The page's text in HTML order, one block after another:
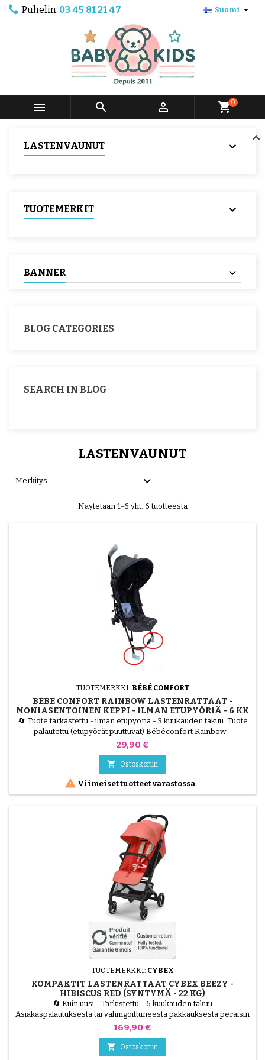
Puhelin: 03 45 81 21 47 Suomi 
   shopping_cart0
LASTENVAUNUT
TUOTEMERKIT
BANNER
BLOG CATEGORIES
SEARCH IN BLOG
LASTENVAUNUT
Merkitys 
Näytetään 1-6 yht. 6 tuotteesta
TUOTEMERKKI: BÉBÉ CONFORT
BÉBÉ CONFORT RAINBOW LASTENRATTAAT -
MONIASENTOINEN KEPPI - ILMAN ETUPYÖRIÄ - 6 KK
- 4 VUOTTA - MINERAL GRAPHITE - MINERAALIGRAF
🔄 Tuote tarkastettu - ilman etupyöriä - 3 kuukauden takuu Tuote
palautettu (etupyörät puuttuvat) Bébéconfort Rainbow -
lastenrattaat, kevyet, kompaktit ja monipaikkaiset. Voidaan käyttää
etupyöriä, ihanteellinen uudelleenkäyttöön tai varaosiksi. Väri
Mineral Graphite (harmaa).
Hinta
29,90 €
 Ostoskoriin
 Viimeiset tuotteet varastossa
TUOTEMERKKI: CYBEX
KOMPAKTIT LASTENRATTAAT CYBEX BEEZY -
HIBISCUS RED (SYNTYMÄ - 22 KG)
🔄 Kuin uusi - Tarkistettu - 6 kuukauden takuu
Asiakaspalautuksesta tai vahingoittuneesta pakkauksesta peräisin
oleva tuote, jonka teknikot ovat testanneet ja joka on 100%
värissä ovat täydelliset kompaktit kaupunkivaunut. Se on
suunniteltu tarjoamaan maksimaalista mukavuutta
Hinta
169,90 €
 Ostoskoriin